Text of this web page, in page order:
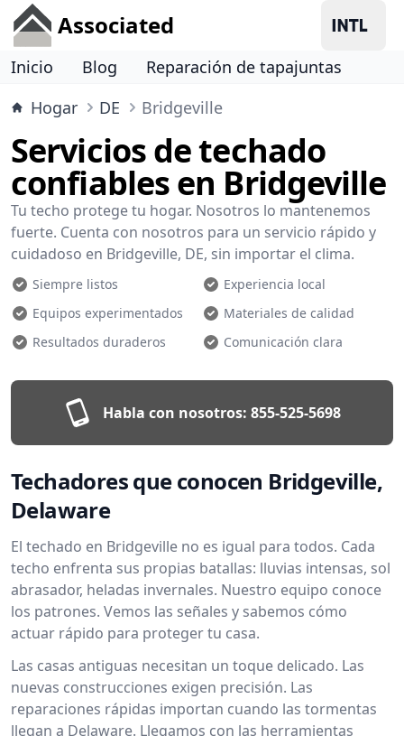
Associated
Inicio Blog
Reparación de tapajuntas
Hogar
DE Bridgeville
Servicios de techado
confiables en Bridgeville
Tu techo protege tu hogar. Nosotros lo mantenemos
fuerte. Cuenta con nosotros para un servicio rápido y
cuidadoso en Bridgeville, DE, sin importar el clima.
Siempre listos
Experiencia local
Equipos experimentados
Materiales de calidad
Resultados duraderos
Comunicación clara
Habla con nosotros: 855-525-5698
Techadores que conocen Bridgeville,
Delaware
El techado en Bridgeville no es igual para todos. Cada
techo enfrenta sus propias batallas: lluvias intensas, sol
abrasador, heladas invernales. Nuestro equipo conoce
los patrones. Vemos las señales y sabemos cómo
actuar rápido para proteger tu casa.
Las casas antiguas necesitan un toque delicado. Las
nuevas construcciones exigen precisión. Las
reparaciones rápidas importan cuando las tormentas
llegan a Delaware. Llegamos con las herramientas